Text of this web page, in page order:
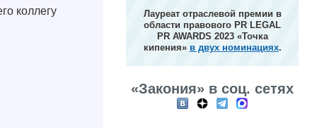
коллегу
Лауреат отраслевой премии в
области правового PR LEGAL
PR AWARDS 2023 «Точка
кипения» в двух номинациях.
«Закония» в соц. сетях